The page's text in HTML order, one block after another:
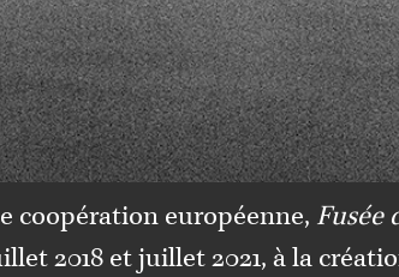
coopération européenne, Fusée
2018 et juillet 2021, à la